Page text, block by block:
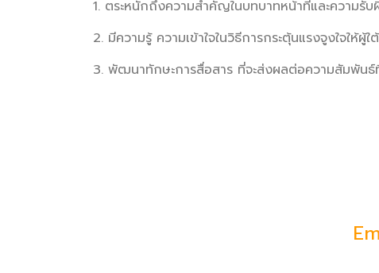
1. ตระหนักถึงความสำคัญในบทบาทหน้าที่และความรับ
2. มีความรู้ ความเข้าใจในวิธีการกระตุ้นแรงจูงใจให้ผู้
3. พัฒนาทักษะการสื่อสาร ที่จะส่งผลต่อความสัมพันธ์